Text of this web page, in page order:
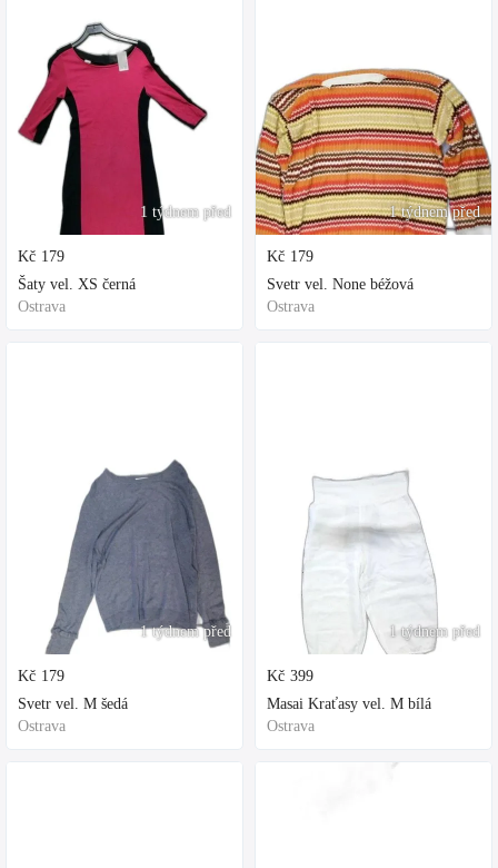
1 týdnem před
Kč 179
Šaty vel. XS černá
Ostrava
1 týdnem před
Kč 179
Svetr vel. M šedá
Ostrava
1 týdnem před
Kč 179
Svetr vel. None béžová
Ostrava
1 týdnem před
Kč 399
Masai Kraťasy vel. M bílá
Ostrava